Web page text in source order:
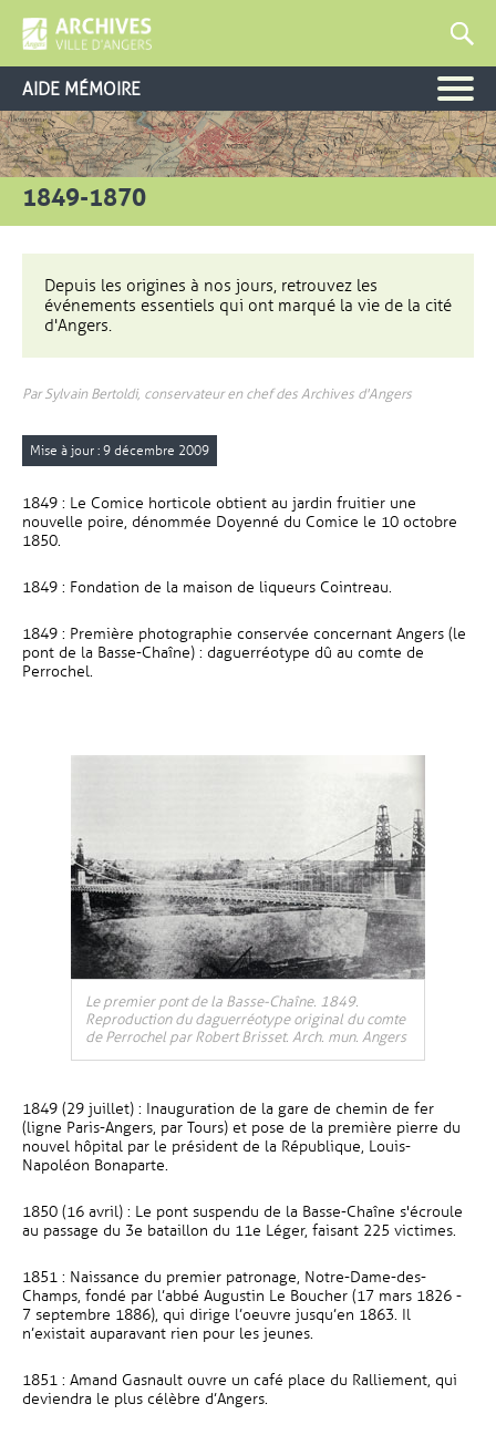
AIDE MÉMOIRE
1849-1870
Depuis les origines à nos jours, retrouvez les
événements essentiels qui ont marqué la vie de la cité
d'Angers.
Par Sylvain Bertoldi, conservateur en chef des Archives d'Angers
Mise à jour : 9 décembre 2009
1849 : Le Comice horticole obtient au jardin fruitier une
nouvelle poire, dénommée Doyenné du Comice le 10 octobre
1850.
1849 : Fondation de la maison de liqueurs Cointreau.
1849 : Première photographie conservée concernant Angers (le
pont de la Basse-Chaîne) : daguerréotype dû au comte de
Perrochel.
Le premier pont de la Basse-Chaîne. 1849.
Reproduction du daguerréotype original du comte
de Perrochel par Robert Brisset. Arch. mun. Angers
1849 (29 juillet) : Inauguration de la gare de chemin de fer
(ligne Paris-Angers, par Tours) et pose de la première pierre du
nouvel hôpital par le président de la République, Louis-
Napoléon Bonaparte.
1850 (16 avril) : Le pont suspendu de la Basse-Chaîne s'écroule
au passage du 3e bataillon du 11e Léger, faisant 225 victimes.
1851 : Naissance du premier patronage, Notre-Dame-des-
Champs, fondé par l’abbé Augustin Le Boucher (17 mars 1826 -
7 septembre 1886), qui dirige l’oeuvre jusqu’en 1863. Il
n’existait auparavant rien pour les jeunes.
1851 : Amand Gasnault ouvre un café place du Ralliement, qui
deviendra le plus célèbre d’Angers.